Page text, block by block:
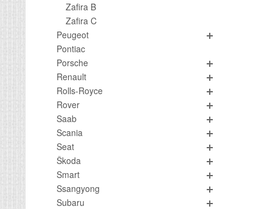
Zafira B
Zafira C
Peugeot
Pontiac
Porsche
Renault
Rolls-Royce
Rover
Saab
Scania
Seat
Škoda
Smart
Ssangyong
Subaru